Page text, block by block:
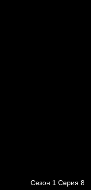
Сезон 1 Серия 8